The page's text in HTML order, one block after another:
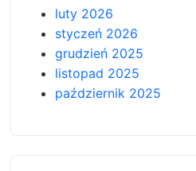
luty 2026
styczeń 2026
grudzień 2025
listopad 2025
październik 2025